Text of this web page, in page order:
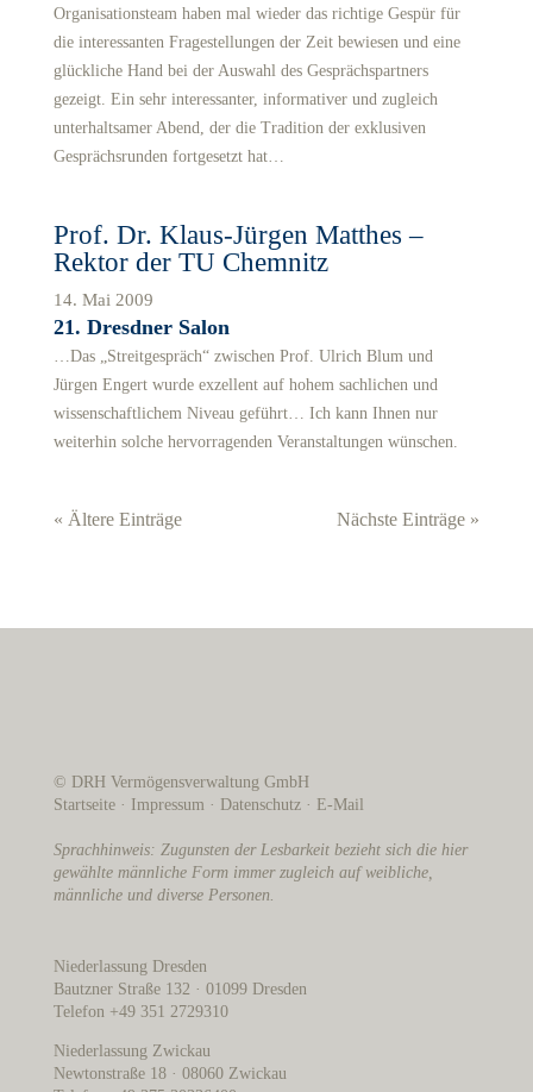
Organisationsteam haben mal wieder das richtige Gespür für
die interessanten Fragestellungen der Zeit bewiesen und eine
glückliche Hand bei der Auswahl des Gesprächspartners
gezeigt. Ein sehr interessanter, informativer und zugleich
unterhaltsamer Abend, der die Tradition der exklusiven
Gesprächsrunden fortgesetzt hat…
Prof. Dr. Klaus-Jürgen Matthes –
Rektor der TU Chemnitz
14. Mai 2009
21. Dresdner Salon
…Das „Streitgespräch“ zwischen Prof. Ulrich Blum und
Jürgen Engert wurde exzellent auf hohem sachlichen und
wissenschaftlichem Niveau geführt… Ich kann Ihnen nur
weiterhin solche hervorragenden Veranstaltungen wünschen.
« Ältere Einträge Nächste Einträge »
© DRH Vermögensverwaltung GmbH
Startseite· Impressum · Datenschutz· E-Mail
Sprachhinweis: Zugunsten der Lesbarkeit bezieht sich die hier
gewählte männliche Form immer zugleich auf weibliche,
männliche und diverse Personen.
Niederlassung Dresden
Bautzner Straße 132 · 01099 Dresden
Telefon +49 351 2729310
Niederlassung Zwickau
Newtonstraße 18 · 08060 Zwickau